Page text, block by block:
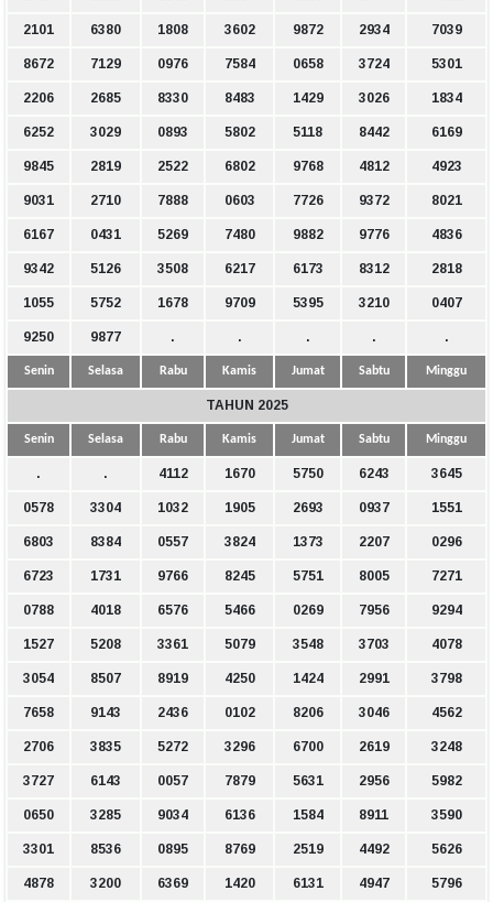
2101 6380 1808 3602 9872 2934 7039
8672 7129 0976 7584 0658 3724 5301
2206 2685 8330 8483 1429 3026 1834
6252 3029 0893 5802 5118 8442 6169
9845 2819 2522 6802 9768 4812 4923
9031 2710 7888 0603 7726 9372 8021
6167 0431 5269 7480 9882 9776 4836
9342 5126 3508 6217 6173 8312 2818
1055 5752 1678 9709 5395 3210 0407
9250 9877 . . . . .
Senin Selasa Rabu Kamis Jumat Sabtu Minggu
TAHUN 2025
Senin Selasa Rabu Kamis Jumat Sabtu Minggu
. . 4112 1670 5750 6243 3645
0578 3304 1032 1905 2693 0937 1551
6803 8384 0557 3824 1373 2207 0296
6723 1731 9766 8245 5751 8005 7271
0788 4018 6576 5466 0269 7956 9294
1527 5208 3361 5079 3548 3703 4078
3054 8507 8919 4250 1424 2991 3798
7658 9143 2436 0102 8206 3046 4562
2706 3835 5272 3296 6700 2619 3248
3727 6143 0057 7879 5631 2956 5982
0650 3285 9034 6136 1584 8911 3590
3301 8536 0895 8769 2519 4492 5626
4878 3200 6369 1420 6131 4947 5796